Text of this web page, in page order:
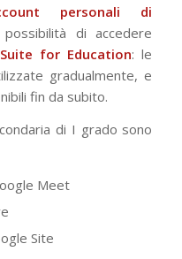
personali di
di accedere
for Education: le
gradualmente, e
fin da subito.
di I grado sono
Meet
Site